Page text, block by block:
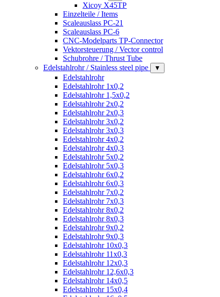
Xicoy X45TP
Einzelteile / Items
Scaleauslass PC-21
Scaleauslass PC-6
CNC-Modelparts TP-Connector
Vektorsteuerung / Vector control
Schubrohre / Thrust Tube
Edelstahlrohr / Stainless steel pipe
▼
Edelstahlrohr
Edelstahlrohr 1x0,2
Edelstahlrohr 1,5x0,2
Edelstahlrohr 2x0,2
Edelstahlrohr 2x0,3
Edelstahlrohr 3x0,2
Edelstahlrohr 3x0,3
Edelstahlrohr 4x0,2
Edelstahlrohr 4x0,3
Edelstahlrohr 5x0,2
Edelstahlrohr 5x0,3
Edelstahlrohr 6x0,2
Edelstahlrohr 6x0,3
Edelstahlrohr 7x0,2
Edelstahlrohr 7x0,3
Edelstahlrohr 8x0,2
Edelstahlrohr 8x0,3
Edelstahlrohr 9x0,2
Edelstahlrohr 9x0,3
Edelstahlrohr 10x0,3
Edelstahlrohr 11x0,3
Edelstahlrohr 12x0,3
Edelstahlrohr 12,6x0,3
Edelstahlrohr 14x0,5
Edelstahlrohr 15x0,4